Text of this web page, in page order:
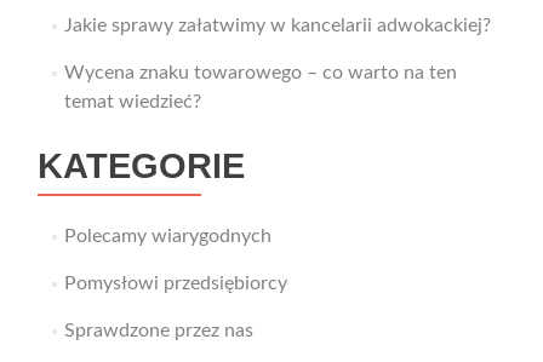
Jakie sprawy załatwimy w kancelarii adwokackiej?
Wycena znaku towarowego – co warto na ten
temat wiedzieć?
KATEGORIE
Polecamy wiarygodnych
Pomysłowi przedsiębiorcy
Sprawdzone przez nas